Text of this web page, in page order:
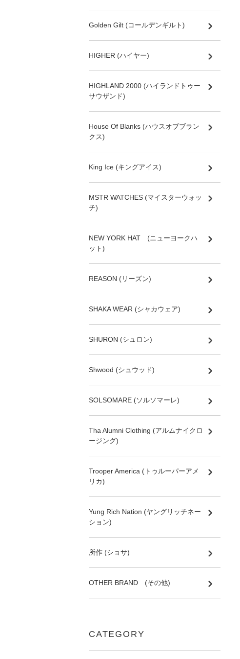
Golden Gilt (コールデンギルト)
HIGHER (ハイヤー)
HIGHLAND 2000 (ハイランドトゥー
サウザンド)
House Of Blanks (ハウスオブブラン
クス)
King Ice (キングアイス)
MSTR WATCHES (マイスターウォッ
チ)
NEW YORK HAT (ニューヨークハ
ット)
REASON (リーズン)
SHAKA WEAR (シャカウェア)
SHURON (シュロン)
Shwood (シュウッド)
SOLSOMARE (ソルソマーレ)
Tha Alumni Clothing (アルムナイクロ
ージング)
Trooper America (トゥルーパーアメ
リカ)
Yung Rich Nation (ヤングリッチネー
ション)
所作 (ショサ)
OTHER BRAND (その他)
CATEGORY